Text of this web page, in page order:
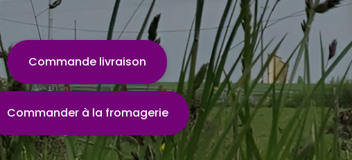
Éco-responsabilité
Commande livraison
Commander à la fromagerie